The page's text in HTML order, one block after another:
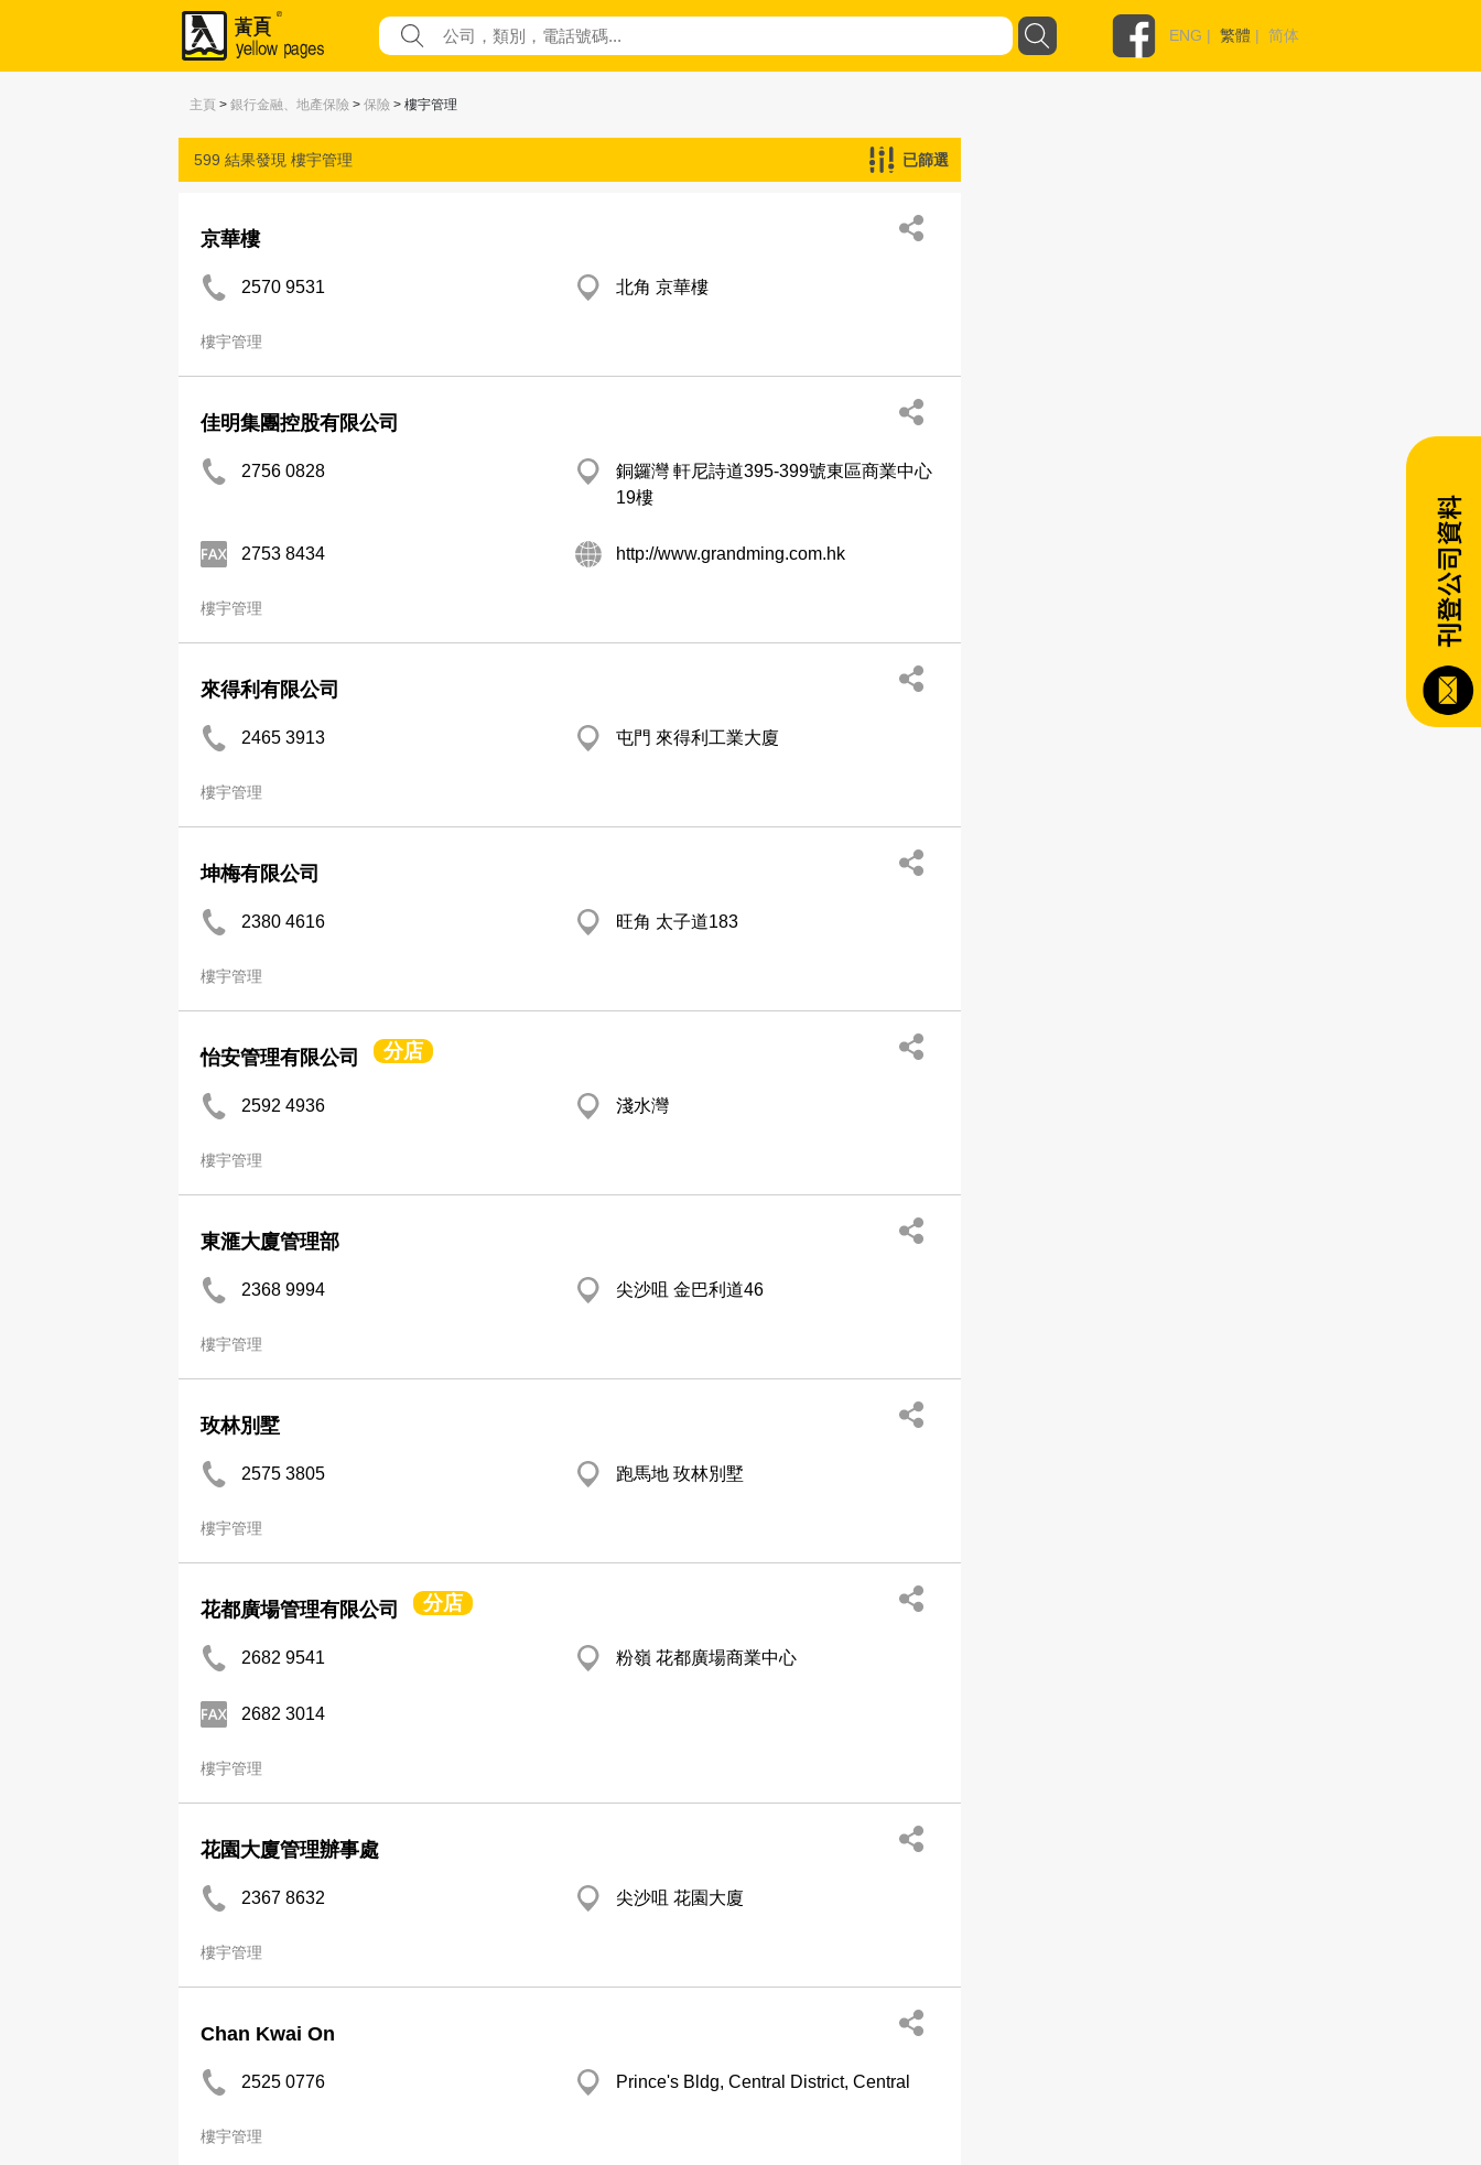
ENG | 繁體 | 简体
主頁 > 銀行金融、地產保險 > 保險 > 樓宇管理
599 結果發現 樓宇管理 已篩選
京華樓
2570 9531 北角 京華樓
樓宇管理
佳明集團控股有限公司
2756 0828
銅鑼灣 軒尼詩道395-399號東區商業中心
19樓
2753 8434 http://www.grandming.com.hk
樓宇管理
來得利有限公司
2465 3913 屯門 來得利工業大廈
樓宇管理
坤梅有限公司
2380 4616 旺角 太子道183
樓宇管理
怡安管理有限公司 分店
2592 4936 淺水灣
樓宇管理
東滙大廈管理部
2368 9994 尖沙咀 金巴利道46
樓宇管理
玫林別墅
2575 3805 跑馬地 玫林別墅
樓宇管理
花都廣場管理有限公司 分店
2682 9541 粉嶺 花都廣場商業中心
2682 3014
樓宇管理
花園大廈管理辦事處
2367 8632 尖沙咀 花園大廈
樓宇管理
Chan Kwai On
2525 0776 Prince's Bldg, Central District, Central
樓宇管理